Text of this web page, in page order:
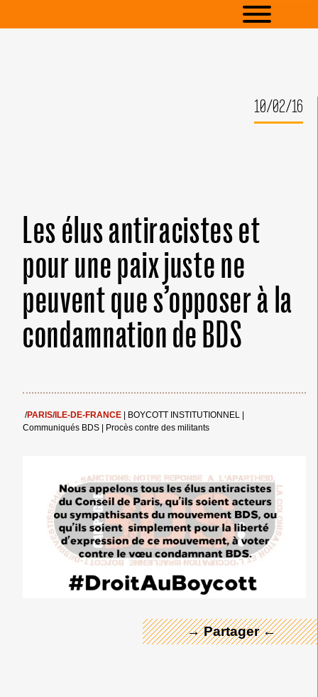
10/02/16
Les élus antiracistes et
pour une paix juste ne
peuvent que s’opposer à la
condamnation de BDS
/PARIS/ILE-DE-FRANCE BOYCOTT INSTITUTIONNEL
Communiqués BDS
Procès contre des militants
→ Partager ←
← Merci ! →